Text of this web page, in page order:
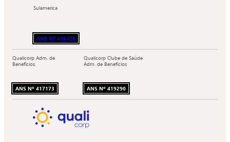
Sulamerica
ANS Nº 416428
Qualicorp Adm. de
Benefícios
ANS Nº 417173
Qualicorp Clube de Saúde
Adm. de Benefícios
ANS Nº 419290